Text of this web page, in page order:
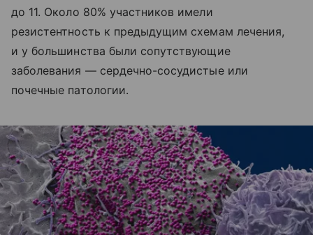
до 11. Около 80% участников имели
резистентность к предыдущим схемам лечения,
и у большинства были сопутствующие
заболевания — сердечно-сосудистые или
почечные патологии.